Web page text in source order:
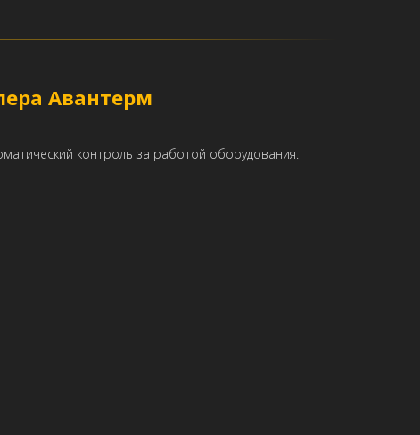
Авантерм
контроль за работой оборудования.